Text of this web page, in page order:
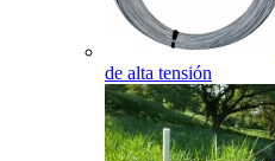
de alta tensión